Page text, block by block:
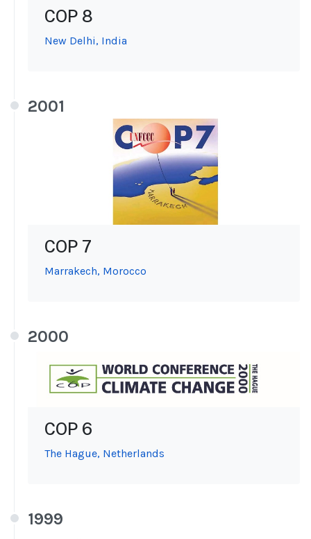
COP 8
New Delhi, India
2001
COP 7
Marrakech, Morocco
2000
COP 6
The Hague, Netherlands
1999